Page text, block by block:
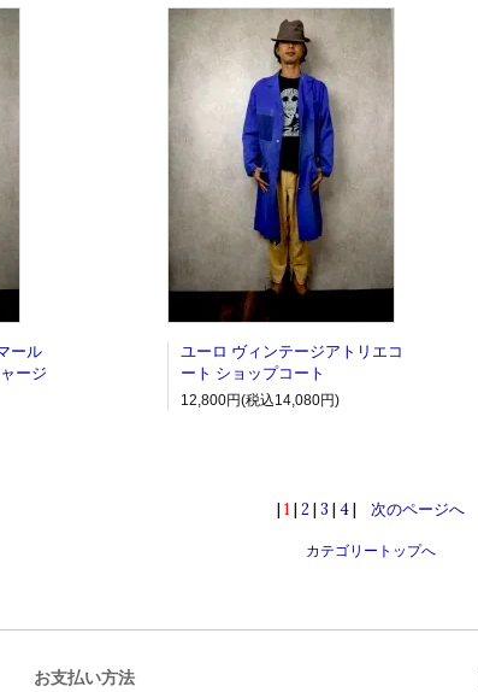
ール
ージ
ユーロ ヴィンテージアトリエコ
ート ショップコート
12,800円(税込14,080円)
| 1 | 2 | 3 | 4| 次のページへ
カテゴリートップへ
お支払い方法